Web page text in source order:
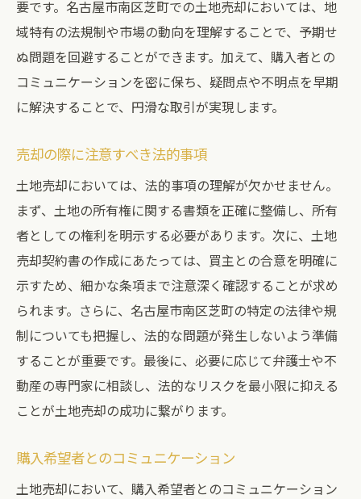
要です。名古屋市南区芝町での土地売却においては、地
域特有の法規制や市場の動向を理解することで、予期せ
ぬ問題を回避することができます。加えて、購入者との
コミュニケーションを密に保ち、疑問点や不明点を早期
に解決することで、円滑な取引が実現します。
売却の際に注意すべき法的事項
土地売却においては、法的事項の理解が欠かせません。
まず、土地の所有権に関する書類を正確に整備し、所有
者としての権利を明示する必要があります。次に、土地
売却契約書の作成にあたっては、買主との合意を明確に
示すため、細かな条項まで注意深く確認することが求め
られます。さらに、名古屋市南区芝町の特定の法律や規
制についても把握し、法的な問題が発生しないよう準備
することが重要です。最後に、必要に応じて弁護士や不
動産の専門家に相談し、法的なリスクを最小限に抑える
ことが土地売却の成功に繋がります。
購入希望者とのコミュニケーション
土地売却において、購入希望者とのコミュニケーション